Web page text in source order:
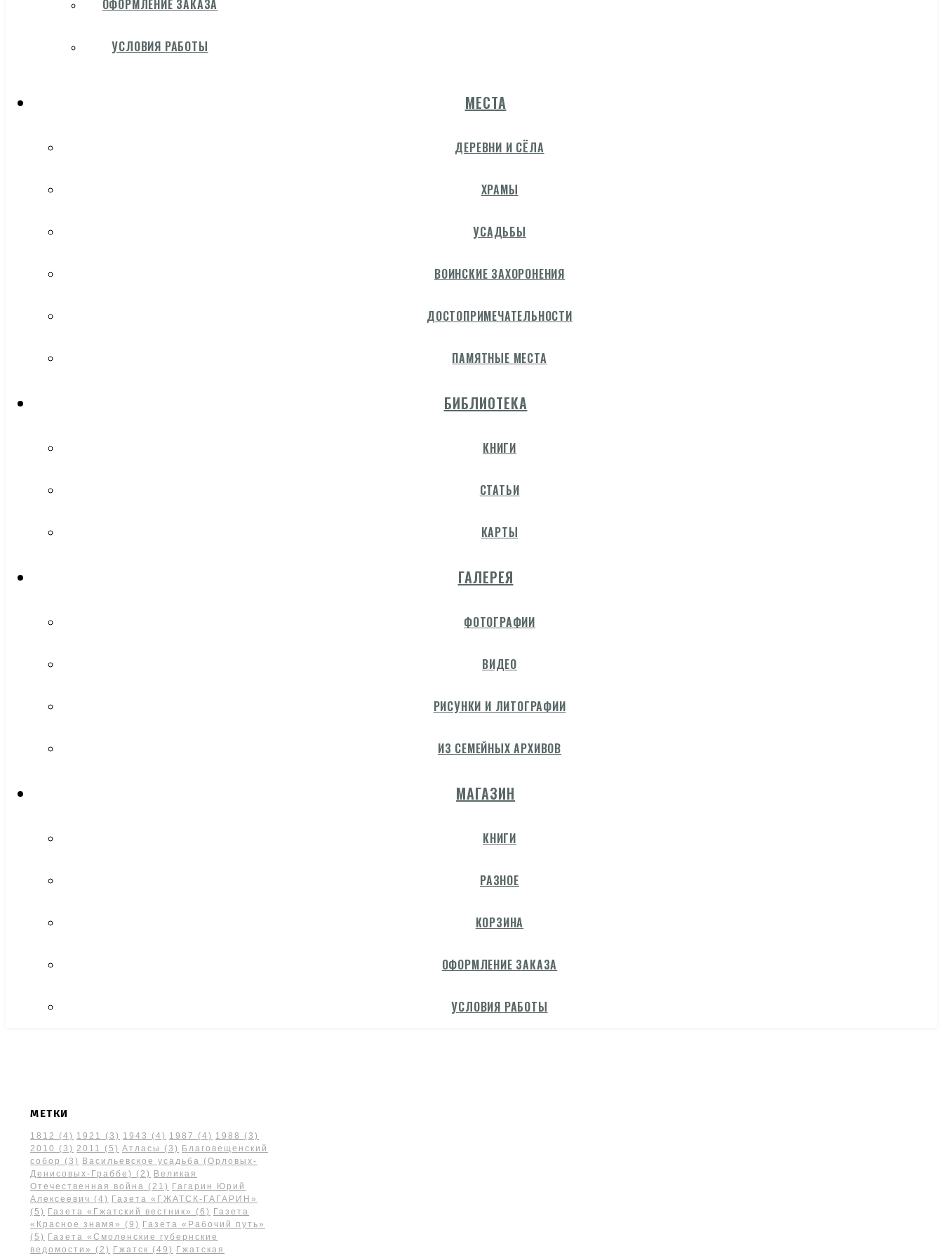
ОФОРМЛЕНИЕ ЗАКАЗА
УСЛОВИЯ РАБОТЫ
МЕСТА
ДЕРЕВНИ И СЁЛА
ХРАМЫ
УСАДЬБЫ
ВОИНСКИЕ ЗАХОРОНЕНИЯ
ДОСТОПРИМЕЧАТЕЛЬНОСТИ
ПАМЯТНЫЕ МЕСТА
БИБЛИОТЕКА
КНИГИ
СТАТЬИ
КАРТЫ
ГАЛЕРЕЯ
ФОТОГРАФИИ
ВИДЕО
РИСУНКИ И ЛИТОГРАФИИ
ИЗ СЕМЕЙНЫХ АРХИВОВ
МАГАЗИН
КНИГИ
РАЗНОЕ
КОРЗИНА
ОФОРМЛЕНИЕ ЗАКАЗА
УСЛОВИЯ РАБОТЫ
МЕТКИ
1812 (4) 1921 (3) 1943 (4) 1987 (4) 1988
(3)
2010
(3) 2011 (5) Атласы (3) Благовещенский
собор
(3) Васильевское усадьба (Орловых-
Денисовых-Граббе)
(2) Великая
Отечественная война (21) Гагарин Юрий
Алексеевич (4) Газета «ГЖАТСК-ГАГАРИН»
(5) Газета «Гжатский вестник» (6) Газета
«Красное знамя»
(9) Газета «Рабочий путь»
(5) Газета «Смоленские губернские
ведомости»
(2) Гжатск (49) Гжатская